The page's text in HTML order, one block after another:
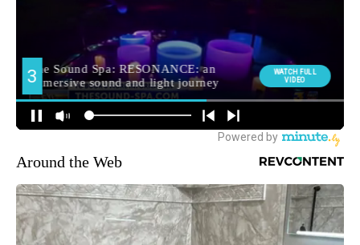
Around the Web